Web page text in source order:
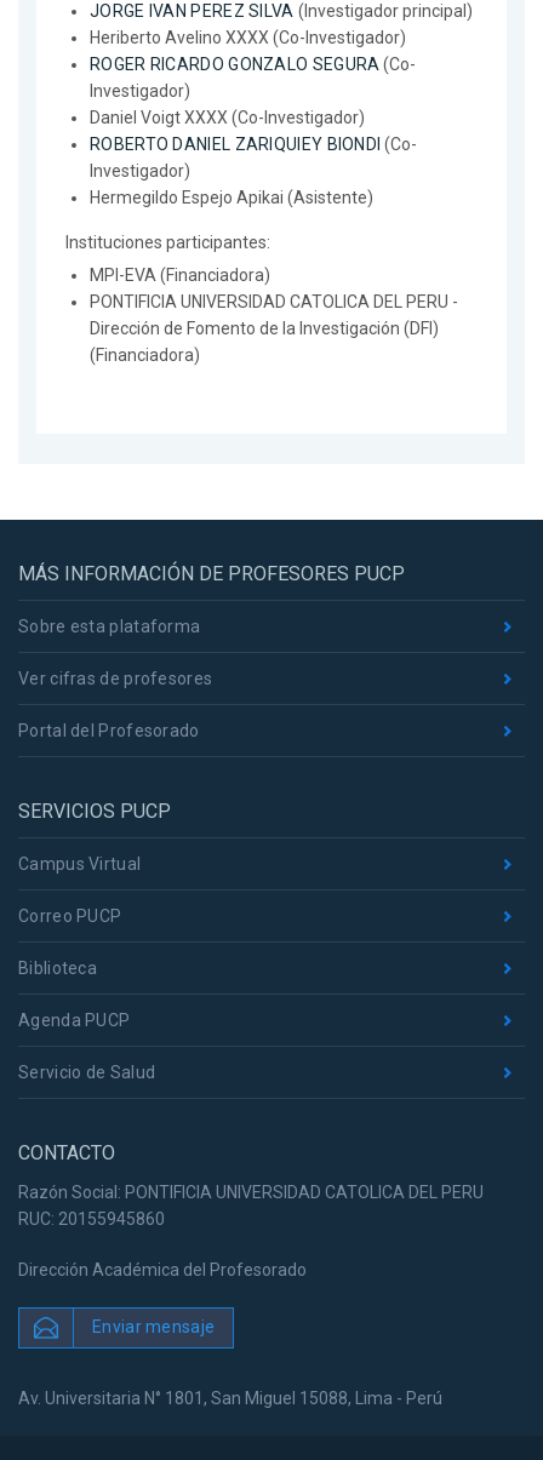
JORGE IVAN PEREZ SILVA (Investigador principal)
Heriberto Avelino XXXX (Co-Investigador)
ROGER RICARDO GONZALO SEGURA(Co-
Investigador)
Daniel Voigt XXXX (Co-Investigador)
ROBERTO DANIEL ZARIQUIEY BIONDI (Co-
Investigador)
Hermegildo Espejo Apikai (Asistente)
Instituciones participantes:
MPI-EVA (Financiadora)
PONTIFICIA UNIVERSIDAD CATOLICA DEL PERU -
Dirección de Fomento de la Investigación (DFI)
(Financiadora)
MÁS INFORMACIÓN DE PROFESORES PUCP
Sobre esta plataforma
Ver cifras de profesores
Portal del Profesorado
SERVICIOS PUCP
Campus Virtual
Correo PUCP
Biblioteca
Agenda PUCP
Servicio de Salud
CONTACTO
Razón Social: PONTIFICIA UNIVERSIDAD CATOLICA DEL PERU
RUC: 20155945860
Dirección Académica del Profesorado
Enviar mensaje
Av. Universitaria N° 1801, San Miguel 15088, Lima - Perú